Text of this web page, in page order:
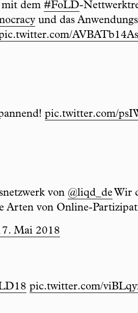
dem #FoLD-
und das
AVBATb14As
pic.twitter.com/
von @liqd_de Wir
Arten von Online-
Mai 2018
pic.twitter.com/